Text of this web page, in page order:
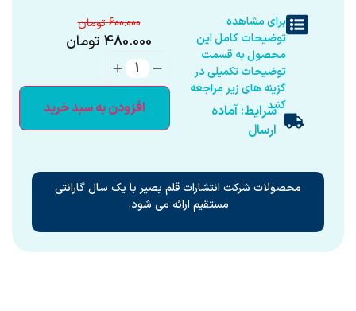
برای مشاهده
توضیحات کامل این
محصول به قسمت
توضیحات تکمیلی در
گزینه های زیر مراجعه
کنیدشرایط: آماده
ارسال
600.000
480.000 تومان
افزودن به سبد خرید
محصولات شرکت انتشارات قلم بصیر با یک سال گارانتی
مستقیم ارائه می شود.